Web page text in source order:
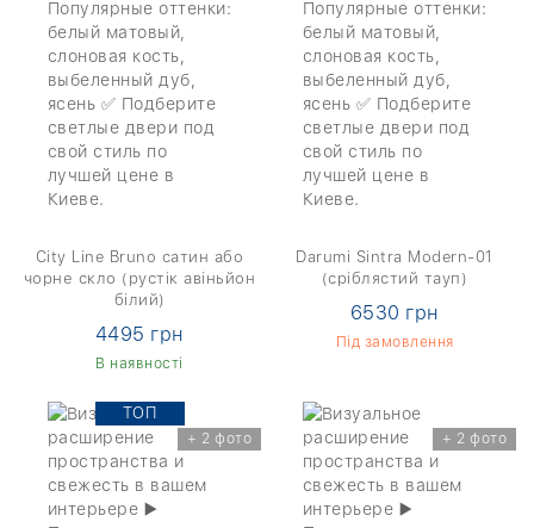
City Line Bruno сатин або
чорне скло (рустік авіньйон
білий)
4495 грн
В наявності
Darumi Sintra Modern-01
(сріблястий тауп)
6530 грн
Під замовлення
TOП
+ 2 фото + 2 фото